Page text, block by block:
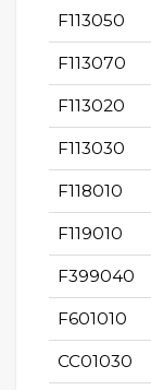
F113050
F113070
F113020
F113030
F118010
F119010
F399040
F601010
CC01030